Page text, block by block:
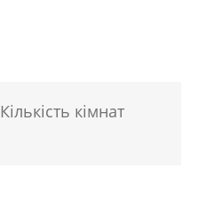
Кількість кімнат